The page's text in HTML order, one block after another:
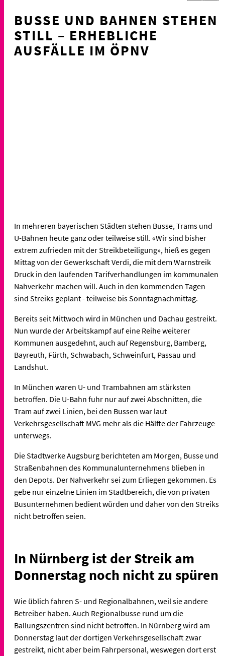
BUSSE UND BAHNEN STEHEN
STILL – ERHEBLICHE
AUSFÄLLE IM ÖPNV
In mehreren bayerischen Städten stehen Busse, Trams und
U-Bahnen heute ganz oder teilweise still. «Wir sind bisher
extrem zufrieden mit der Streikbeteiligung», hieß es gegen
Mittag von der Gewerkschaft Verdi, die mit dem Warnstreik
Druck in den laufenden Tarifverhandlungen im kommunalen
Nahverkehr machen will. Auch in den kommenden Tagen
sind Streiks geplant - teilweise bis Sonntagnachmittag.
Bereits seit Mittwoch wird in München und Dachau gestreikt.
Nun wurde der Arbeitskampf auf eine Reihe weiterer
Kommunen ausgedehnt, auch auf Regensburg, Bamberg,
Bayreuth, Fürth, Schwabach, Schweinfurt, Passau und
Landshut.
In München waren U- und Trambahnen am stärksten
betroffen. Die U-Bahn fuhr nur auf zwei Abschnitten, die
Tram auf zwei Linien, bei den Bussen war laut
Verkehrsgesellschaft MVG mehr als die Hälfte der Fahrzeuge
unterwegs.
Die Stadtwerke Augsburg berichteten am Morgen, Busse und
Straßenbahnen des Kommunalunternehmens blieben in
den Depots. Der Nahverkehr sei zum Erliegen gekommen. Es
gebe nur einzelne Linien im Stadtbereich, die von privaten
Busunternehmen bedient würden und daher von den Streiks
nicht betroffen seien.
In Nürnberg ist der Streik am
Donnerstag noch nicht zu spüren
Wie üblich fahren S- und Regionalbahnen, weil sie andere
Betreiber haben. Auch Regionalbusse rund um die
Ballungszentren sind nicht betroffen. In Nürnberg wird am
Donnerstag laut der dortigen Verkehrsgesellschaft zwar
gestreikt, nicht aber beim Fahrpersonal, weswegen dort erst